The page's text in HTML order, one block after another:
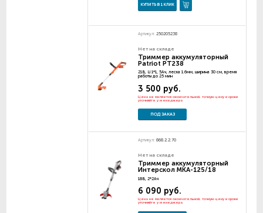
КУПИТЬ В 1 КЛИК
Артикул: 250205238
Нет на складе
Триммер аккумуляторный
Patriot PT238
21В, Li 1*1, 5Ач, леска 1.6мм, ширина 30 см, время
работы до 25 мин
3 500 руб.
Цена не является окончательной, точную цену и сроки
уточняйте у менеджера
ПОД ЗАКАЗ
Артикул: 868.2.2.70
Нет на складе
Триммер аккумуляторный
Интерскол МКА-125/18
18В, 2*2Ач
6 090 руб.
Цена не является окончательной, точную цену и сроки
уточняйте у менеджера